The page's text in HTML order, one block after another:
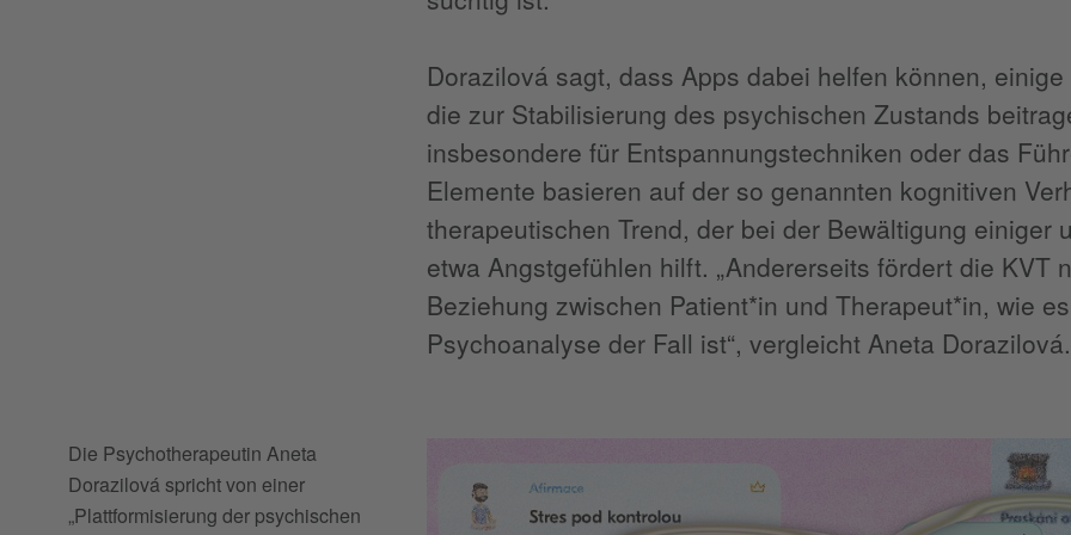
Dorazilová sagt, dass Apps dabei helfen können,
die zur Stabilisierung des psychischen Zustands
insbesondere für Entspannungstechniken oder das
Elemente basieren auf der so genannten kognitiven
therapeutischen Trend, der bei der Bewältigung einiger
etwa Angstgefühlen hilft. „Andererseits fördert die KVT
Beziehung zwischen Patient*in und Therapeut*in, wie
Psychoanalyse der Fall ist“, vergleicht Aneta Dorazilová.
Die Psychotherapeutin Aneta
Dorazilová spricht von einer
„Plattformisierung der psychischen